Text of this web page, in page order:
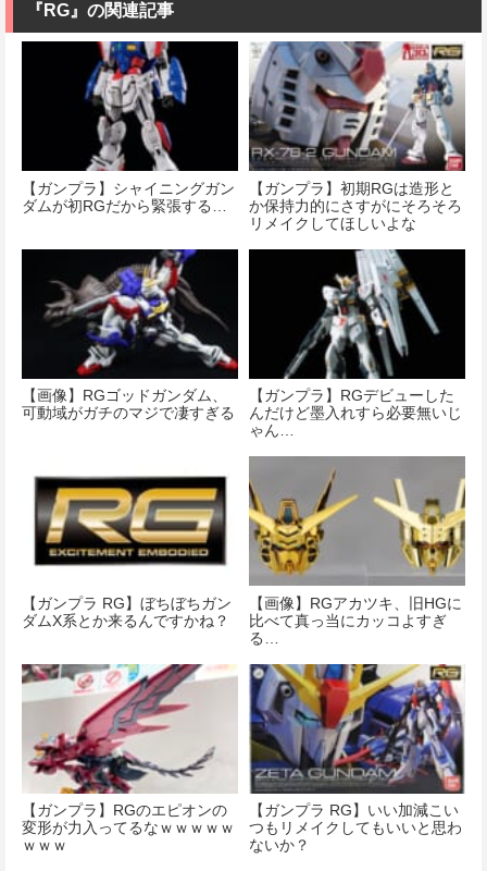
『RG』の関連記事
【ガンプラ】シャイニングガン
ダムが初RGだから緊張する…
【ガンプラ】初期RGは造形と
か保持力的にさすがにそろそろ
リメイクしてほしいよな
【画像】RGゴッドガンダム、
可動域がガチのマジで凄すぎる
【ガンプラ】RGデビューした
んだけど墨入れすら必要無いじ
ゃん…
【ガンプラ RG】ぼちぼちガン
ダムX系とか来るんですかね？
【画像】RGアカツキ、旧HGに
比べて真っ当にカッコよすぎ
る…
【ガンプラ】RGのエピオンの
変形が力入ってるなｗｗｗｗｗ
ｗｗｗ
【ガンプラ RG】いい加減こい
つもリメイクしてもいいと思わ
ないか？